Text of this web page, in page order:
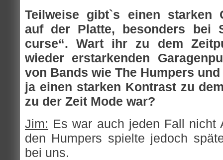
Teilweise gibt`s einen starken
auf der Platte, besonders bei
curse“. Wart ihr zu dem
wieder erstarkenden
von Bands wie The Humpers
ja einen starken Kontrast zu
zu der Zeit Mode war?
Jim: Es war auch jeden Fall nicht
den Humpers spielte jedoch
bei uns.